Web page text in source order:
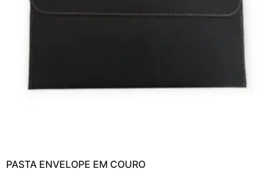
PASTA ENVELOPE EM COURO